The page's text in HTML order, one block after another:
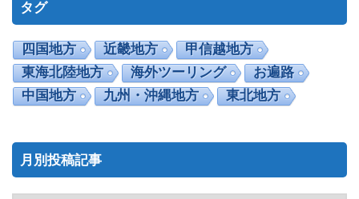
タグ
四国地方 近畿地方
甲信越地方
東海北陸地方
海外ツーリング
お遍路
中国地方
九州・沖縄地方 東北地方
月別投稿記事